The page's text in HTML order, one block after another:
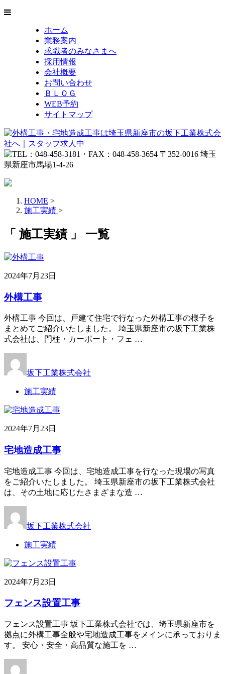
ホーム
業務案内
求職者のみなさまへ
採用情報
会社概要
お問い合わせ
ＢＬＯＧ
WEB予約
サイトマップ
HOME >
施工実績 >
「 施工実績 」 一覧
2024年7月23日
外構工事
外構工事 今回は、戸建て住宅で行なった外構工事の様子を
まとめてご紹介いたしました。 埼玉県新座市の坂下工業株
式会社は、門柱・カーポート・フェ …
坂下工業株式会社
施工実績
2024年7月23日
宅地造成工事
宅地造成工事 今回は、宅地造成工事を行なった現場の写真
をご紹介いたしました。 埼玉県新座市の坂下工業株式会社
は、その土地に応じたさまざまな造 …
坂下工業株式会社
施工実績
2024年7月23日
フェンス設置工事
フェンス設置工事 坂下工業株式会社では、埼玉県新座市を
拠点に外構工事全般や宅地造成工事をメインに承っておりま
す。 安心・安全・高品質な施工を …